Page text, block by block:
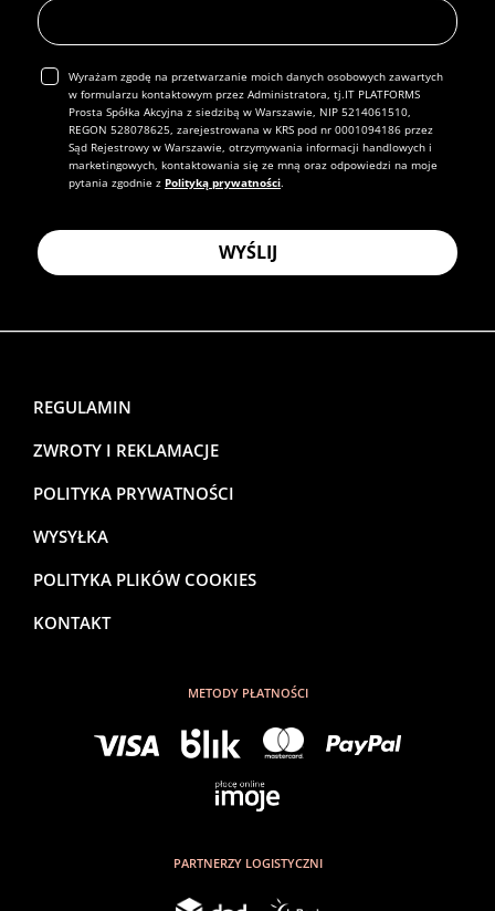
Wyrażam zgodę na przetwarzanie moich danych osobowych zawartych
w formularzu kontaktowym przez Administratora, tj.IT PLATFORMS
Prosta Spółka Akcyjna z siedzibą w Warszawie, NIP 5214061510,
REGON 528078625, zarejestrowana w KRS pod nr 0001094186 przez
Sąd Rejestrowy w Warszawie, otrzymywania informacji handlowych i
marketingowych, kontaktowania się ze mną oraz odpowiedzi na moje
pytania zgodnie z Polityką prywatności.
WYŚLIJ
REGULAMIN
ZWROTY I REKLAMACJE
POLITYKA PRYWATNOŚCI
WYSYŁKA
POLITYKA PLIKÓW COOKIES
KONTAKT
METODY PŁATNOŚCI
PARTNERZY LOGISTYCZNI